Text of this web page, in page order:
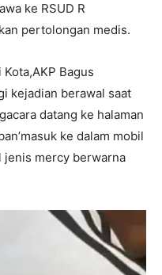
ke RSUD R
pertolongan medis.
Bagus
kejadian berawal saat
datang ke halaman
ke dalam mobil
jenis mercy berwarna